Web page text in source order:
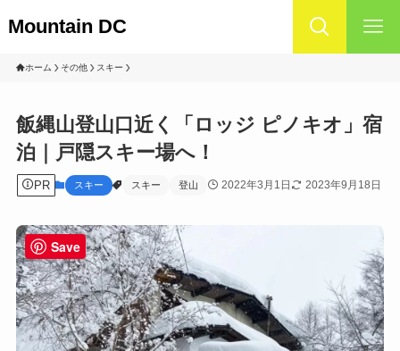
Mountain DC
ホーム その他 スキー
飯縄山登山口近く「ロッジ ピノキオ」宿
泊｜戸隠スキー場へ！
PR スキー スキー 登山 2022年3月1日 2023年9月18日
Save